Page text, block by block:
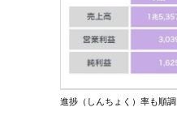
進捗（しんちょく）率も順調